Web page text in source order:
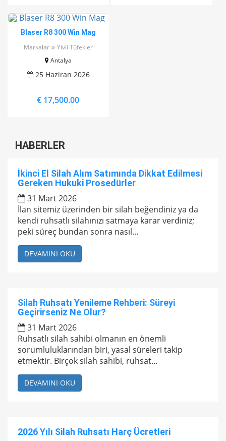
Blaser R8 300 Win Mag
Markalar
Yivli Tüfekler
Antalya
25 Haziran 2026
€ 17,500.00
HABERLER
İkinci El Silah Alım Satımında Dikkat Edilmesi
Gereken Hukuki Prosedürler
31 Mart 2026
İlan sitemiz üzerinden bir silah beğendiniz ya da
kendi ruhsatlı silahınızı satmaya karar verdiniz;
peki süreç bundan sonra nasıl...
DEVAMINI OKU
Silah Ruhsatı Yenileme Rehberi: Süreyi
Geçirirseniz Ne Olur?
31 Mart 2026
Ruhsatlı silah sahibi olmanın en önemli
sorumluluklarından biri, yasal süreleri takip
etmektir. Birçok silah sahibi, ruhsat...
DEVAMINI OKU
2026 Yılı Silah Ruhsatı Harç Ücretleri